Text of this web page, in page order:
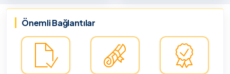
Önemli Bağlantılar